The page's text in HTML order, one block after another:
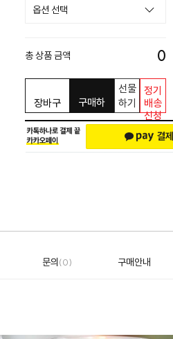
총 상품 금액 0
장바구
니
구매하
선물
하기
정기
배송
신청
문의(0) 구매안내